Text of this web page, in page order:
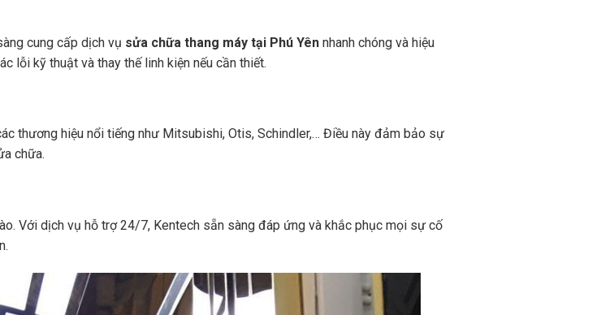
cung cấp dịch vụ sửa chữa thang máy tại Phú Yênnhanh chóng và hiệu
lỗi kỹ thuật và thay thế linh kiện nếu cần thiết.
thương hiệu nổi tiếng như Mitsubishi, Otis, Schindler,… Điều này đảm bảo sự
chữa.
Với dịch vụ hỗ trợ 24/7, Kentech sẵn sàng đáp ứng và khắc phục mọi sự cố